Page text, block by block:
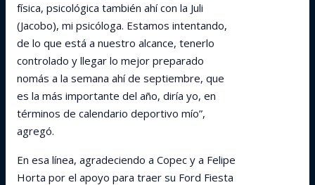
física, psicológica también ahí con la Juli
(Jacobo), mi psicóloga. Estamos intentando,
de lo que está a nuestro alcance, tenerlo
controlado y llegar lo mejor preparado
nomás a la semana ahí de septiembre, que
es la más importante del año, diría yo, en
términos de calendario deportivo mío”,
agregó.
En esa línea, agradeciendo a Copec y a Felipe
Horta por el apoyo para traer su Ford Fiesta